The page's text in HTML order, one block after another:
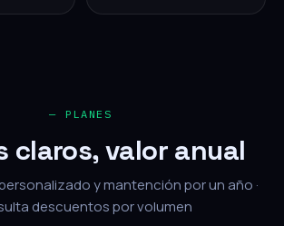
— PLANES
claros, valor anual
y mantención por un año ·
descuentos por volumen